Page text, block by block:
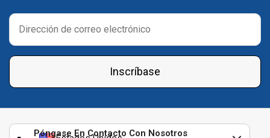
Inscríbase
Póngase En Contacto Con Nosotros